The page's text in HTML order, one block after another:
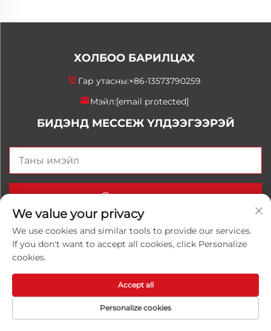
ХОЛБОО БАРИЛЦАХ
Гар утасны:+86-13573790259
Мэйл:[email protected]
БИДЭНД МЕССЕЖ ҮЛДЭЭГЭЭРЭЙ
Одоо илгээх
Хуульчийн эрх © 2025 Орос Улаанхангай Луванхонг
бодлого
We value your privacy
We use cookies and similar tools to provide our services.
If you don't want to accept all cookies, click Personalize
cookies.
Personalize cookies
Accept all